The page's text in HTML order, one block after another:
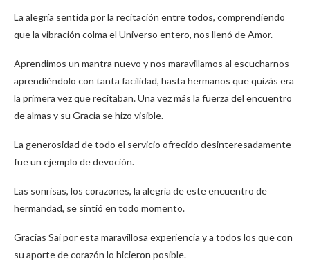
La alegría sentida por la recitación entre todos, comprendiendo
que la vibración colma el Universo entero, nos llenó de Amor.
Aprendimos un mantra nuevo y nos maravillamos al escucharnos
aprendiéndolo con tanta facilidad, hasta hermanos que quizás era
la primera vez que recitaban. Una vez más la fuerza del encuentro
de almas y su Gracia se hizo visible.
La generosidad de todo el servicio ofrecido desinteresadamente
fue un ejemplo de devoción.
Las sonrisas, los corazones, la alegría de este encuentro de
hermandad, se sintió en todo momento.
Gracias Sai por esta maravillosa experiencia y a todos los que con
su aporte de corazón lo hicieron posible.